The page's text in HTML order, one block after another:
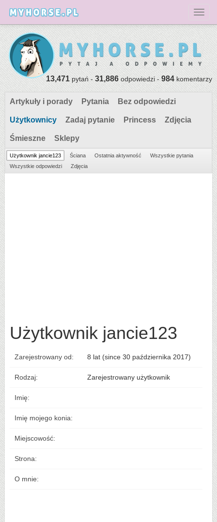
13,471pytań -31,886odpowiedzi -984komentarzy
Artykuły i porady Pytania Bez odpowiedzi
Użytkownicy Zadaj pytanie Princess Zdjęcia
Śmieszne Sklepy
Użytkownik jancie123 Ściana Ostatnia aktywność
Wszystkie pytania
Wszystkie odpowiedzi
Zdjęcia
Użytkownik jancie123
Zarejestrowany od: 8 lat (since 30 października 2017)
Rodzaj: Zarejestrowany użytkownik
Imię:
Imię mojego konia:
Miejscowość:
Strona:
O mnie: